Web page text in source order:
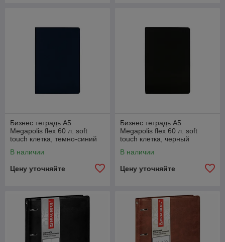
Бизнес тетрадь А5
Megapolis flex 60 л. soft
touch клетка, темно-синий
В наличии
Цену уточняйте
Бизнес тетрадь А5
Megapolis flex 60 л. soft
touch клетка, черный
В наличии
Цену уточняйте